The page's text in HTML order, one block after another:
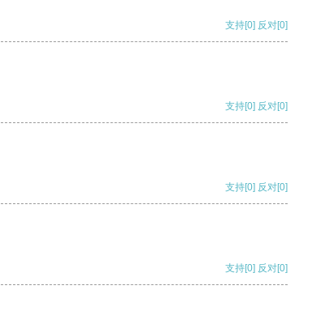
支持[0] 反对[0]
支持[0] 反对[0]
支持[0] 反对[0]
支持[0] 反对[0]